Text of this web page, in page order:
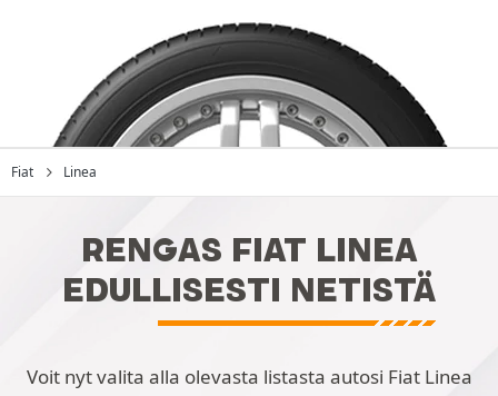
Fiat Linea
RENGAS FIAT LINEA
EDULLISESTI NETISTÄ
Voit nyt valita alla olevasta listasta autosi Fiat Linea